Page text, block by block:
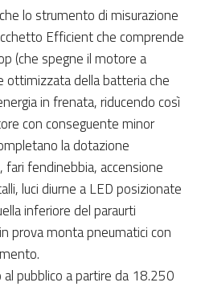
lo strumento di misurazione
Efficient che comprende
(che spegne il motore a
ottimizzata della batteria che
in frenata, riducendo così
con conseguente minor
la dotazione
fendinebbia, accensione
luci diurne a LED posizionate
inferiore del paraurti
prova monta pneumatici con
pubblico a partire da 18.250